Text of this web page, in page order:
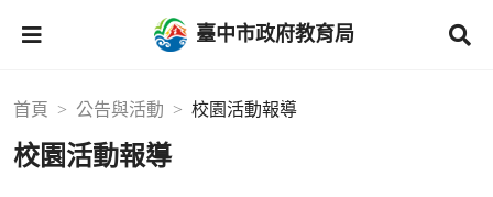
臺中市政府教育局
首頁 公告與活動 校園活動報導
校園活動報導